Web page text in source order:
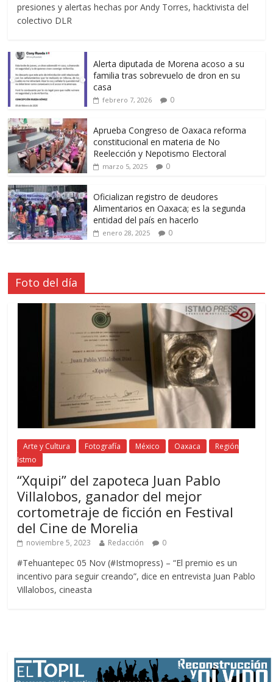
presiones y alertas hechas por Andy Torres, hacktivista del
colectivo DLR
Alerta diputada de Morena acoso a su
familia tras sobrevuelo de dron en su
casa
febrero 7, 2026 0
Aprueba Congreso de Oaxaca reforma
constitucional en materia de No
Reelección y Nepotismo Electoral
marzo 5, 2025 0
Oficializan registro de deudores
Alimentarios en Oaxaca; es la segunda
entidad del país en hacerlo
enero 28, 2025 0
Foto del día
Arte y Cultura Fotografía México Oaxaca
Región
Istmo
“Xquipi” del zapoteca Juan Pablo
Villalobos, ganador del mejor
cortometraje de ficción en Festival
del Cine de Morelia
noviembre 5, 2023 Redacción 0
#Tehuantepec 05 Nov (#Istmopress) – “El premio es un
incentivo para seguir creando”, dice en entrevista Juan Pablo
Villalobos, cineasta